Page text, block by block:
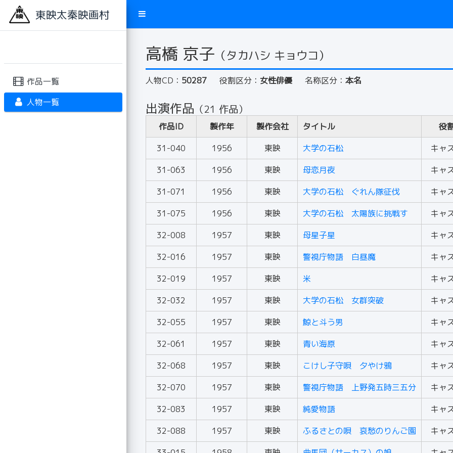
東映太秦映画村
作品一覧
人物一覧
高橋 京子 （タカハシ キョウコ）
人物CD： 50287 役割区分： 女性俳優 名称区分： 本名
出演作品 （21 作品）
作品ID 製作年 製作会社 タイトル
役
31-040
1956 東映 大学の石松
キャ
31-063
1956 東映 母恋月夜
キャ
31-071
1956 東映 大学の石松 ぐれん隊征伐
キャ
31-075
1956 東映 大学の石松 太陽族に挑戦す
キャ
32-008
1957 東映 母星子星
キャ
32-016
1957 東映 警視庁物語 白昼魔
キャ
32-019
1957 東映 米
キャ
32-032
1957 東映 大学の石松 女群突破
キャ
32-055
1957 東映 鯨と斗う男
キャ
32-061
1957 東映 青い海原
キャ
32-068
1957 東映 こけし子守唄 夕やけ鴉
キャ
32-070
1957 東映 警視庁物語 上野発五時三五分
キャ
32-083
1957 東映 純愛物語
キャ
32-088
1957 東映 ふるさとの唄 哀愁のりんご園
キャ